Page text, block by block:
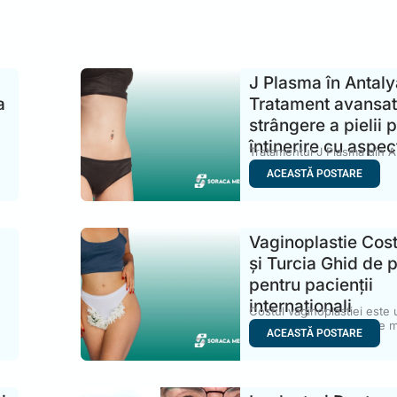
J Plasma în
Tratament
strângere a pielii
întinerire cu
Tratamentul J Plasma din
devenit o opțiune din
ACEASTĂ POSTARE
Vaginoplastie
și Turcia Ghid de
pentru pacienții
internaționali
Costul vaginoplastiei este
primele subiecte pe care
ACEASTĂ POSTARE